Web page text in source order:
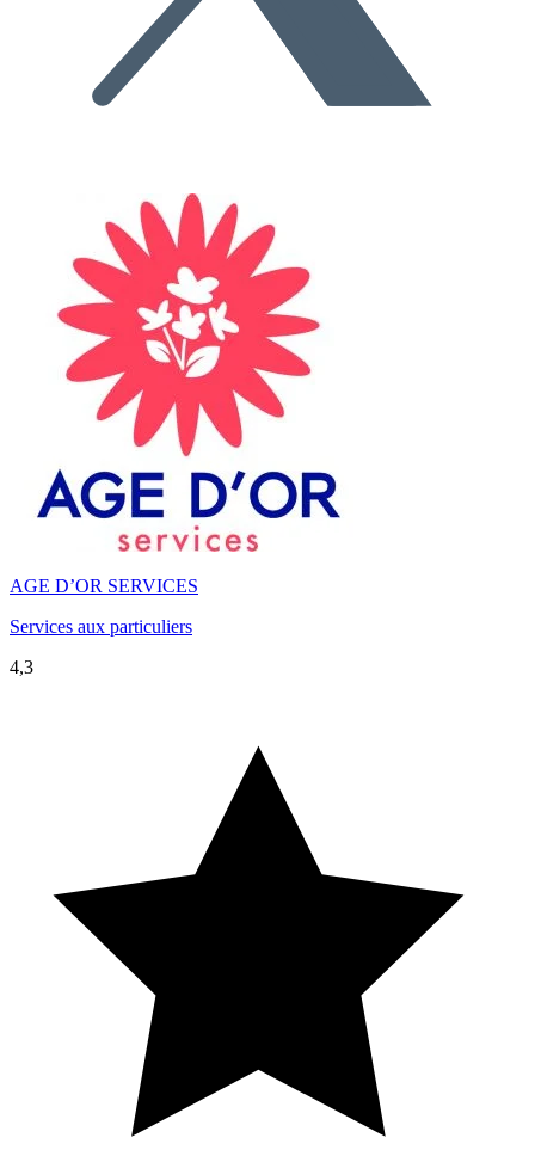
AGE D’OR SERVICES
Services aux particuliers
4,3